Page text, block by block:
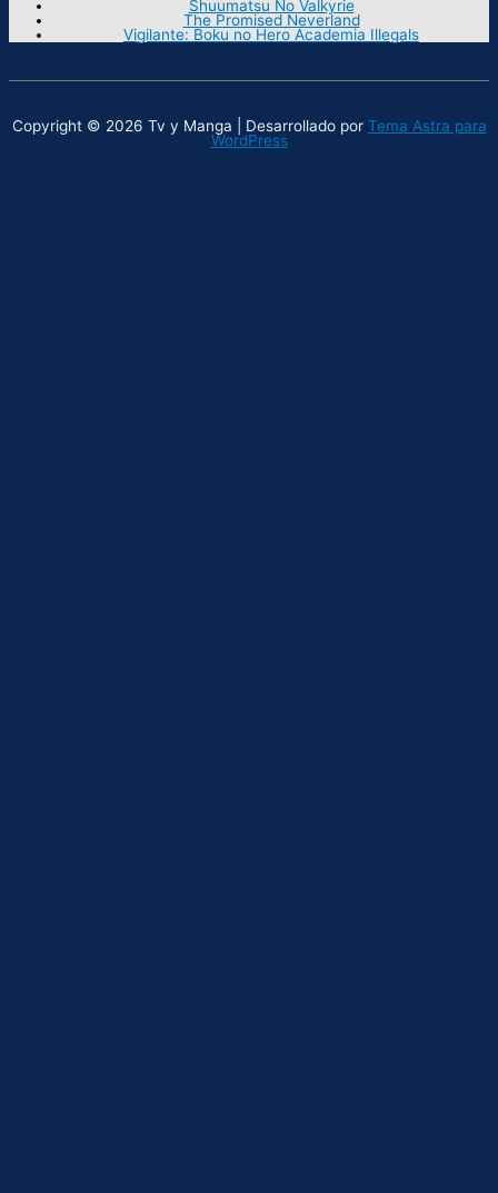
Shuumatsu No Valkyrie
The Promised Neverland
Vigilante: Boku no Hero Academia Illegals
Copyright © 2026 Tv y Manga | Desarrollado por Tema Astra para
WordPress